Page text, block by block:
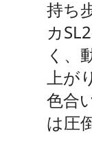
持ち
カ
く、
上が
色合
は圧